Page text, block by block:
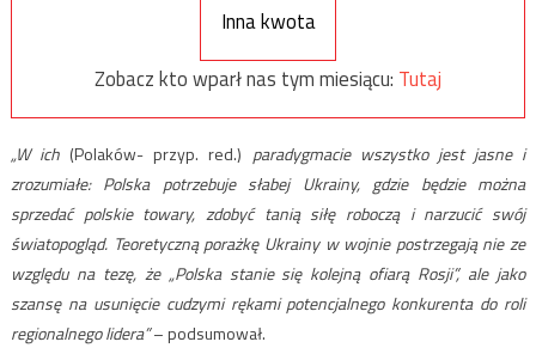
Inna kwota
Zobacz kto wparł nas tym miesiącu: Tutaj
„W ich (Polaków- przyp. red.) paradygmacie wszystko jest jasne i
zrozumiałe: Polska potrzebuje słabej Ukrainy, gdzie będzie można
sprzedać polskie towary, zdobyć tanią siłę roboczą i narzucić swój
światopogląd. Teoretyczną porażkę Ukrainy w wojnie postrzegają nie ze
względu na tezę, że „Polska stanie się kolejną ofiarą Rosji”, ale jako
szansę na usunięcie cudzymi rękami potencjalnego konkurenta do roli
regionalnego lidera”– podsumował.